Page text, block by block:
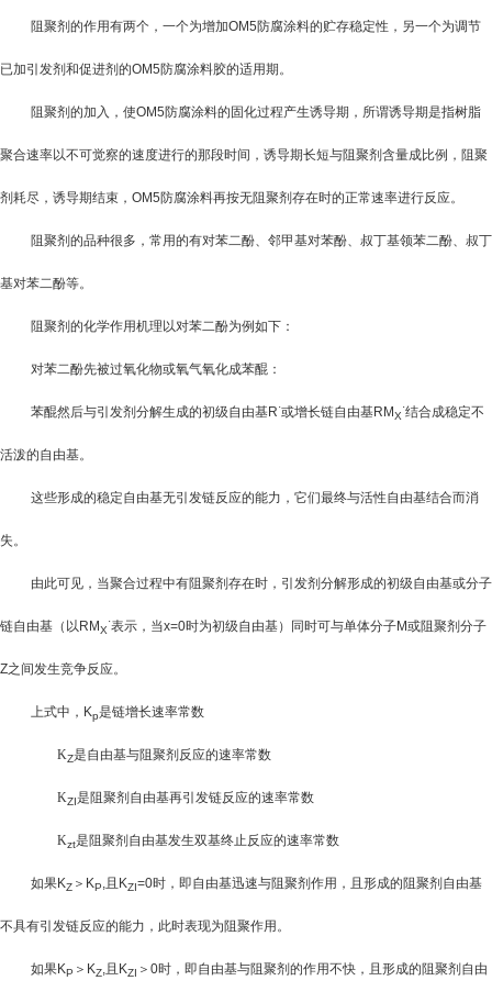
阻聚剂的作用有两个，一个为增加OM5防腐涂料的贮存稳定性，另一个为调节
已加引发剂和促进剂的OM5防腐涂料胶的适用期。
阻聚剂的加入，使OM5防腐涂料的固化过程产生诱导期，所谓诱导期是指树脂
聚合速率以不可觉察的速度进行的那段时间，诱导期长短与阻聚剂含量成比例，阻聚
剂耗尽，诱导期结束， OM5防腐涂料再按无阻聚剂存在时的正常速率进行反应。
阻聚剂的品种很多，常用的有对苯二酚、邻甲基对苯酚、叔丁基领苯二酚、叔丁
基对苯二酚等。
阻聚剂的化学作用机理以对苯二酚为例如下：
对苯二酚先被过氧化物或氧气氧化成苯醌：
苯醌然后与引发剂分解生成的初级自由基R·或增长链自由基RMX
·结合成稳定不
活泼的自由基。
这些形成的稳定自由基无引发链反应的能力，它们最终与活性自由基结合而消
失。
由此可见，当聚合过程中有阻聚剂存在时，引发剂分解形成的初级自由基或分子
链自由基（以 RMX
·表示，当x=0时为初级自由基）同时可与单体分子M或阻聚剂分子
Z之间发生竞争反应。
上式中， Kp是链增长速率常数
KZ是自由基与阻聚剂反应的速率常数
KZI 是阻聚剂自由基再引发链反应的速率常数
Kzt是阻聚剂自由基发生双基终止反应的速率常数
如果KZ ＞ KP, 且 KZI =0时，即自由基迅速与阻聚剂作用，且形成的阻聚剂自由基
不具有引发链反应的能力，此时表现为阻聚作用。
如果KP ＞ KZ, 且 KZI ＞ 0时，即自由基与阻聚剂的作用不快，且形成的阻聚剂自由